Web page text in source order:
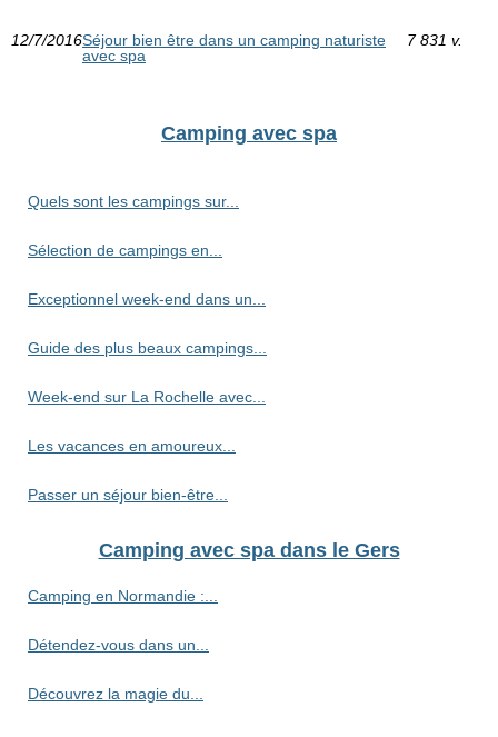
12/7/2016Séjour bien être dans un camping naturiste
avec spa
7 831 v.
Camping avec spa
Quels sont les campings sur...
Sélection de campings en...
Exceptionnel week-end dans un...
Guide des plus beaux campings...
Week-end sur La Rochelle avec...
Les vacances en amoureux...
Passer un séjour bien-être...
Camping avec spa dans le Gers
Camping en Normandie :...
Détendez-vous dans un...
Découvrez la magie du...